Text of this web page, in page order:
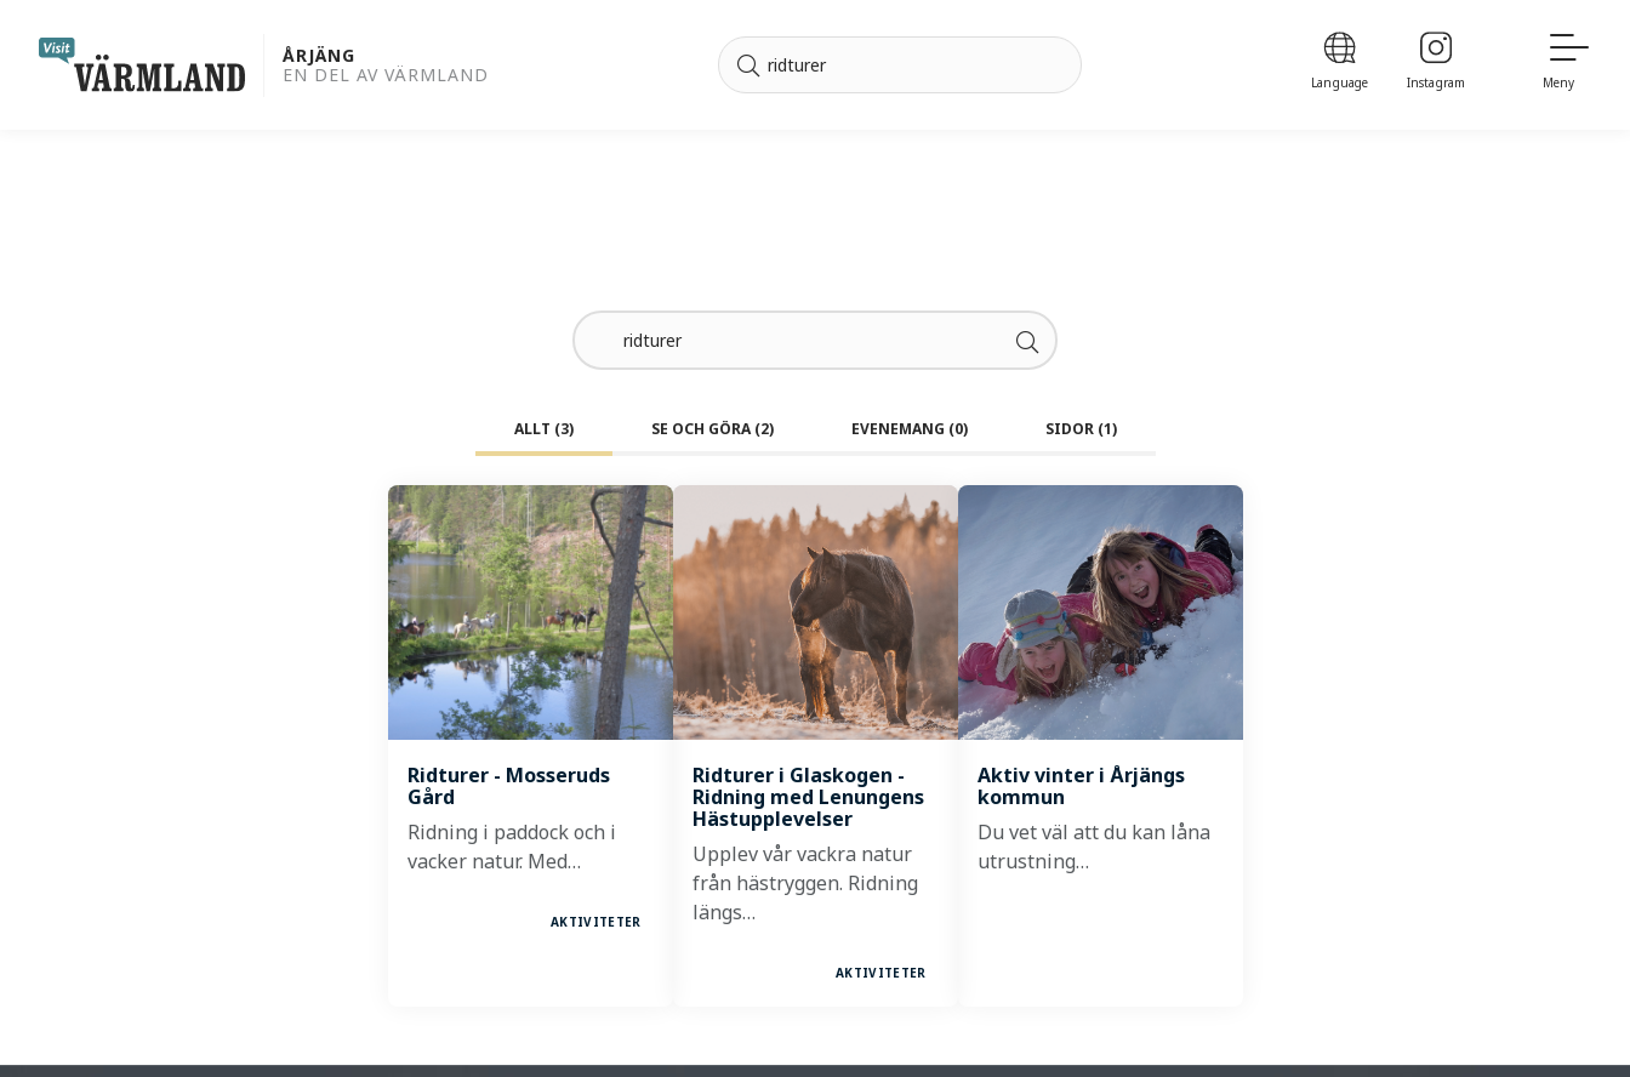
content
ÅRJÄNG
EN DEL AV VÄRMLAND
Language Instagram Meny
ALLT (3) SE OCH GÖRA(2) EVENEMANG (0) SIDOR (1)
Ridturer - Mosseruds
Gård
Ridning i paddock och i
vacker natur. Med…
AKTIVITETER
Ridturer i Glaskogen -
Ridning med Lenungens
Hästupplevelser
Upplev vår vackra natur
från hästryggen. Ridning
längs…
AKTIVITETER
Aktiv vinter i Årjängs
kommun
Du vet väl att du kan låna
utrustning…